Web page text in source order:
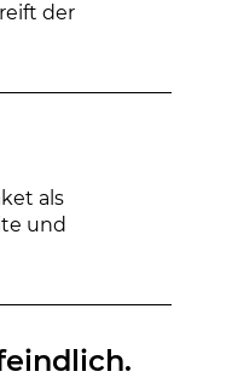
der
als
und